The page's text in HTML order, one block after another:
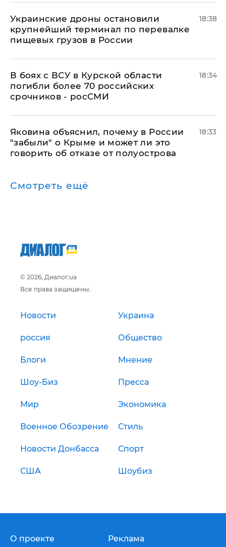
Украинские дроны остановили
крупнейший терминал по перевалке
пищевых грузов в России
18:38
В боях с ВСУ в Курской области
погибли более 70 российских
срочников - росСМИ
18:34
Яковина объяснил, почему в России
"забыли" о Крыме и может ли это
говорить об отказе от полуострова
18:33
Смотреть ещё
© 2026, Диалог.ua
Все права защищены.
Новости Украина
россия Общество
Блоги Мнение
Шоу-Биз Пресса
Мир Экономика
Военное Обозрение Стиль
Новости Донбасса Спорт
США Шоубиз
О проекте Реклама